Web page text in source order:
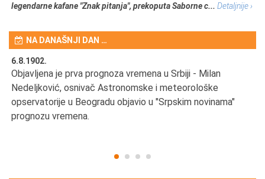
legendarne kafane "Znak pitanja", prekoputa Saborne c... Detaljnije ›
NA DANAŠNJI DAN …
6.8.1902.
Objavljena je prva prognoza vremena u Srbiji - Milan
Nedeljković, osnivač Astronomske i meteorološke
opservatorije u Beogradu objavio u "Srpskim novinama"
prognozu vremena.